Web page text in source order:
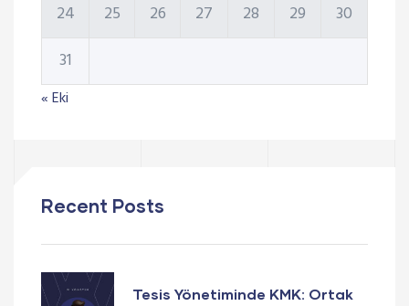
24
25 26 27 28 29
30
31
« Eki
Recent Posts
Tesis Yönetiminde KMK: Ortak